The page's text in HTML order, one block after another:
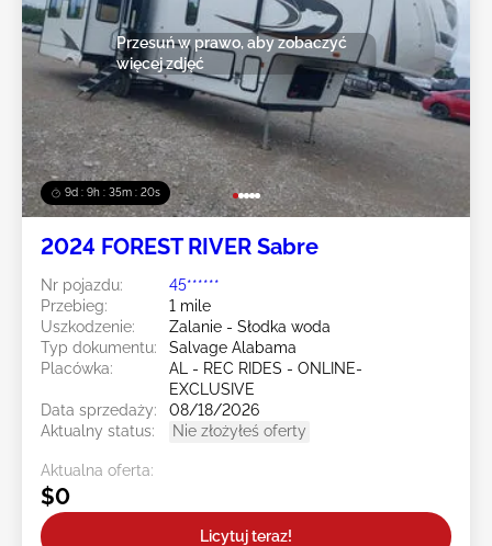
9d : 9h : 35m : 19s
Przesuń w prawo, aby zobaczyć
więcej zdjęć
2024 FOREST RIVER Sabre
Nr pojazdu:
45******
Przebieg:
1 mile
Uszkodzenie:
Zalanie - Słodka woda
Typ dokumentu:
Salvage Alabama
Placówka:
AL - REC RIDES - ONLINE-
EXCLUSIVE
Data sprzedaży:
08/18/2026
Aktualny status:
Nie złożyłeś oferty
Aktualna oferta:
$0
Licytuj teraz!